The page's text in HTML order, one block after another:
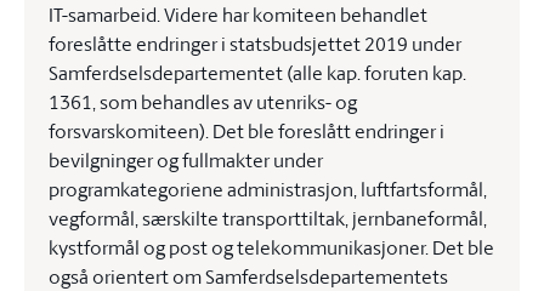
IT-samarbeid. Videre har komiteen behandlet
foreslåtte endringer i statsbudsjettet 2019 under
Samferdselsdepartementet (alle kap. foruten kap.
1361, som behandles av utenriks- og
forsvarskomiteen). Det ble foreslått endringer i
bevilgninger og fullmakter under
programkategoriene administrasjon, luftfartsformål,
vegformål, særskilte transporttiltak, jernbaneformål,
kystformål og post og telekommunikasjoner. Det ble
også orientert om Samferdselsdepartementets